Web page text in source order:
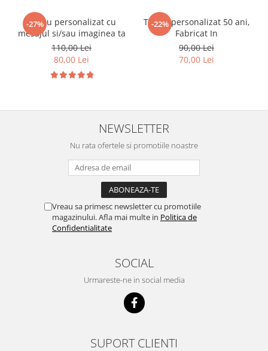
-27%
Tricou personalizat cu
mesajul si/sau imaginea ta
110,00 Lei
80,00 Lei
-22%
Tricou personalizat 50 ani,
Fabricat In
90,00 Lei
70,00 Lei
NEWSLETTER
Nu rata ofertele si promotiile noastre
Vreau sa primesc newsletter cu promotiile
magazinului. Afla mai multe in Politica de
Confidentialitate
SOCIAL
Urmareste-ne in social media
SUPORT CLIENTI